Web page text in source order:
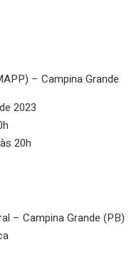
– Campina Grande
2023
20h
– Campina Grande (PB)